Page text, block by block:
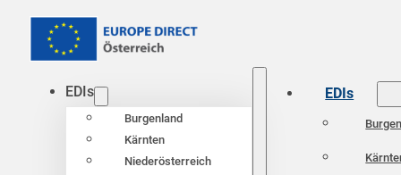
EDIs
Burgenland
Kärnten
Niederösterreich
EDIs